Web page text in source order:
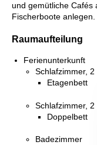
und gemütliche Cafés
Fischerboote anlegen.
Raumaufteilung
Ferienunterkunft
Schlafzimmer, 2
Etagenbett
Schlafzimmer,
Doppelbett
Badezimmer